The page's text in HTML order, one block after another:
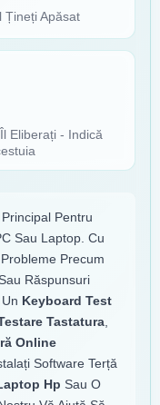
Țineți Apăsat
Eliberați - Indică
Pentru
Sau Laptop. Cu
Precum
Răspunsuri
Keyboard Test
Tastatura,
Online
Software Terță
Hp Sau O